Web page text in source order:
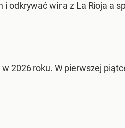
odkrywać wina z La Rioja a
2026 roku. W pierwszej